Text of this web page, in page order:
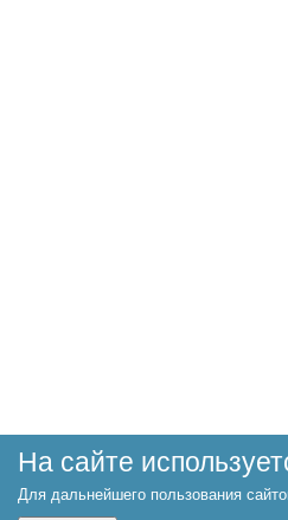
На сайте
Для дальнейшего пользования